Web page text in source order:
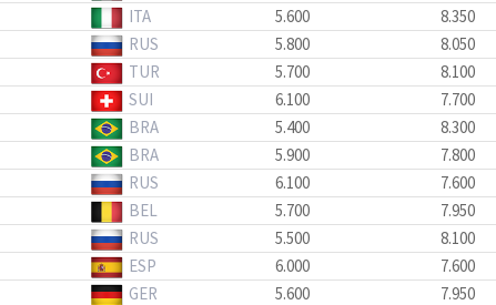
ITA 5.600 8.350
RUS 5.800 8.050
TUR 5.700 8.100
SUI 6.100 7.700
BRA 5.400 8.300
BRA 5.900 7.800
RUS 6.100 7.600
BEL 5.700 7.950
RUS 5.500 8.100
ESP 6.000 7.600
GER 5.600 7.950